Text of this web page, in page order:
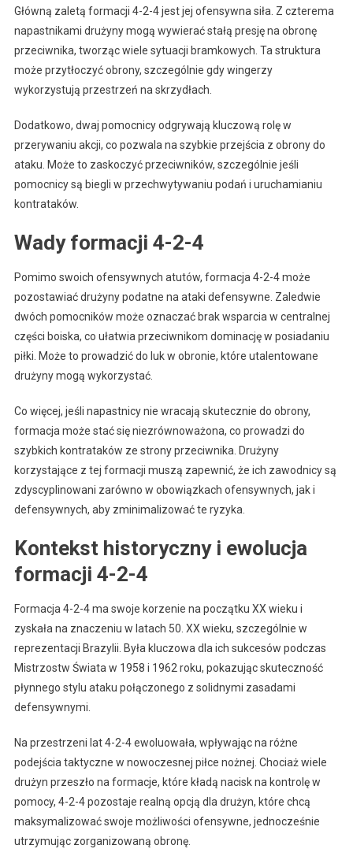
Główną zaletą formacji 4-2-4 jest jej ofensywna siła. Z czterema
napastnikami drużyny mogą wywierać stałą presję na obronę
przeciwnika, tworząc wiele sytuacji bramkowych. Ta struktura
może przytłoczyć obrony, szczególnie gdy wingerzy
wykorzystują przestrzeń na skrzydłach.
Dodatkowo, dwaj pomocnicy odgrywają kluczową rolę w
przerywaniu akcji, co pozwala na szybkie przejścia z obrony do
ataku. Może to zaskoczyć przeciwników, szczególnie jeśli
pomocnicy są biegli w przechwytywaniu podań i uruchamianiu
kontrataków.
Wady formacji 4-2-4
Pomimo swoich ofensywnych atutów, formacja 4-2-4 może
pozostawiać drużyny podatne na ataki defensywne. Zaledwie
dwóch pomocników może oznaczać brak wsparcia w centralnej
części boiska, co ułatwia przeciwnikom dominację w posiadaniu
piłki. Może to prowadzić do luk w obronie, które utalentowane
drużyny mogą wykorzystać.
Co więcej, jeśli napastnicy nie wracają skutecznie do obrony,
formacja może stać się niezrównoważona, co prowadzi do
szybkich kontrataków ze strony przeciwnika. Drużyny
korzystające z tej formacji muszą zapewnić, że ich zawodnicy są
zdyscyplinowani zarówno w obowiązkach ofensywnych, jak i
defensywnych, aby zminimalizować te ryzyka.
Kontekst historyczny i ewolucja
formacji 4-2-4
Formacja 4-2-4 ma swoje korzenie na początku XX wieku i
zyskała na znaczeniu w latach 50. XX wieku, szczególnie w
reprezentacji Brazylii. Była kluczowa dla ich sukcesów podczas
Mistrzostw Świata w 1958 i 1962 roku, pokazując skuteczność
płynnego stylu ataku połączonego z solidnymi zasadami
defensywnymi.
Na przestrzeni lat 4-2-4 ewoluowała, wpływając na różne
podejścia taktyczne w nowoczesnej piłce nożnej. Chociaż wiele
drużyn przeszło na formacje, które kładą nacisk na kontrolę w
pomocy, 4-2-4 pozostaje realną opcją dla drużyn, które chcą
maksymalizować swoje możliwości ofensywne, jednocześnie
utrzymując zorganizowaną obronę.